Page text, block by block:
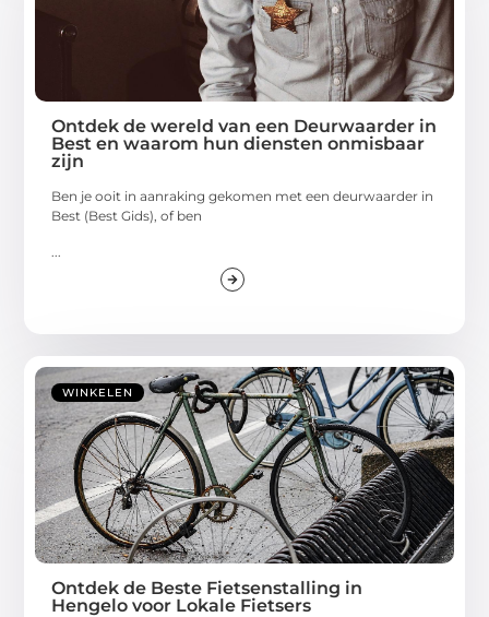
Ontdek de wereld van een Deurwaarder in
Best en waarom hun diensten onmisbaar
zijn
Ben je ooit in aanraking gekomen met een deurwaarder in
Best (Best Gids), of ben
WINKELEN
Ontdek de Beste Fietsenstalling in
Hengelo voor Lokale Fietsers